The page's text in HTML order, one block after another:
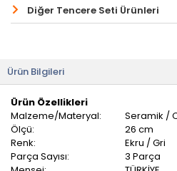
Diğer Tencere Seti Ürünleri
Ürün Bilgileri
Ürün Özellikleri
Malzeme/Materyal:
Seramik /
Ölçü:
26 cm
Renk:
Ekru / Gri
Parça Sayısı:
3 Parça